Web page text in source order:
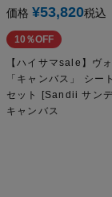
価格 ¥53,820税込
10％OFF
【ハイサマsale】ヴ
「キャンバス」 シー
セット [Sandii サン
キャンバス